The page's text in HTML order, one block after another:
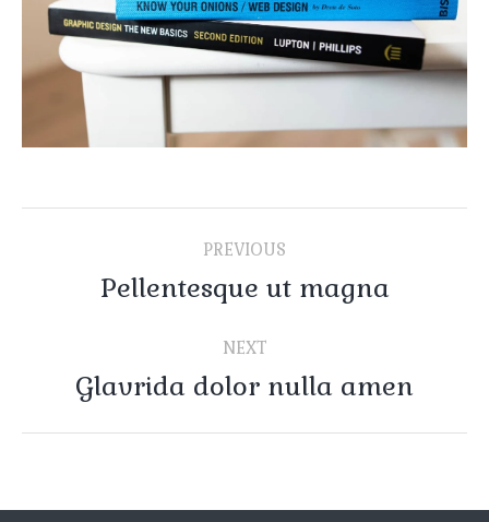
PROJECT
NAVIGATION
PREVIOUS
Previous
Pellentesque ut magna
NEXT
Next
Glavrida dolor nulla amen